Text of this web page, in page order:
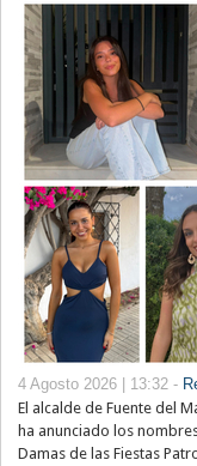
4 Agosto 2026 | 13:32 -
El alcalde de Fuente del
ha anunciado los
Damas de las Fiestas